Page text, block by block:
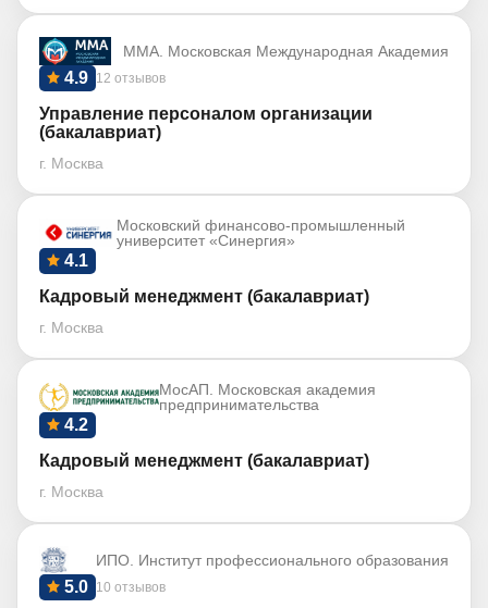
ММА. Московская Международная Академия
12 отзывов
4.9
Управление персоналом организации
(бакалавриат)
г. Москва
Московский финансово-промышленный
университет «Синергия»
4.1
Кадровый менеджмент (бакалавриат)
г. Москва
МосАП. Московская академия
предпринимательства
4.2
Кадровый менеджмент (бакалавриат)
г. Москва
ИПО. Институт профессионального образования
10 отзывов
5.0